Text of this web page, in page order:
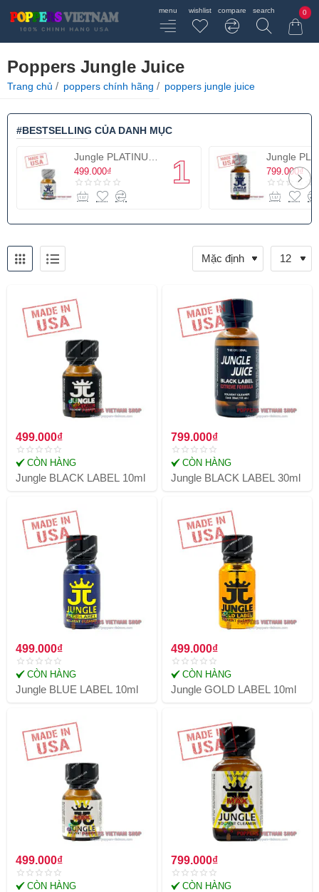
0
Poppers Jungle Juice
Trang chủ home
poppers chính hãng poppers jungle juice
#BESTSELLING CỦA DANH MỤC
499.000₫ 799.000₫
CÒN HÀNG
Jungle BLACK LABEL 10ml
499.000₫
CÒN HÀNG
Jungle BLACK LABEL 30ml
799.000₫
CÒN HÀNG
Jungle BLUE LABEL 10ml
499.000₫
CÒN HÀNG
Jungle GOLD LABEL 10ml
499.000₫
CÒN HÀNG
499.000₫
CÒN HÀNG
799.000₫